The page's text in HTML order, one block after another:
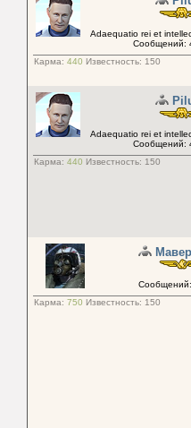
Adaequatio rei et
Сообщений:
Карма: 440 Известность: 150
Adaequatio rei et
Сообщений:
Карма: 440 Известность: 150
Карма: 750 Известность: 150